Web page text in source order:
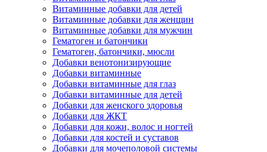
Витаминные добавки для детей
Витаминные добавки для женщин
Витаминные добавки для мужчин
Гематоген и батончики
Гематоген, батончики, мюсли
Добавки венотонизирующие
Добавки витаминные
Добавки витаминные для глаз
Добавки витаминные для детей
Добавки для женского здоровья
Добавки для ЖКТ
Добавки для кожи, волос и ногтей
Добавки для костей и суставов
Добавки для мочеполовой системы